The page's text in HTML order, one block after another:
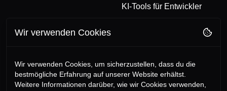
KI-Tools für Entwickler
FOLGE UNS
LinkedIn
Allgemeine
Wir verwenden Cookies
Wir verwenden Cookies, um sicherzustellen, dass du die
bestmögliche Erfahrung auf unserer Website erhältst.
Weitere Informationen darüber, wie wir Cookies verwenden,